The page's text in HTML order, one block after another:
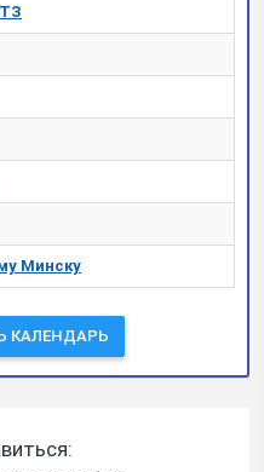
Минску
КАЛЕНДАРЬ